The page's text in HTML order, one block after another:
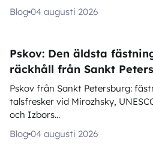
Blog 04 augusti 2026
Pskov: Den äldsta
räckhåll från Sankt
Pskov från Sankt Petersburg:
talsfresker vid Mirozhsky,
och Izbors...
Blog 04 augusti 2026